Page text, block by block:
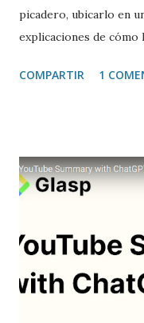
picadero, ubicarlo en
explicaciones de
el creador de este
COMPARTIR 1